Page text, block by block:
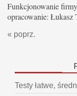
Funkcjonowanie
opracowanie:
« poprz.
Testy łatwe,